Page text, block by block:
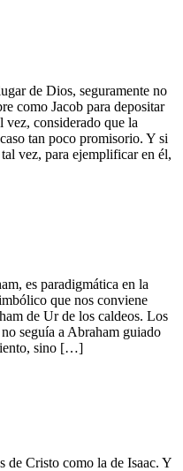
de Dios, seguramente no
como Jacob para depositar
vez, considerado que la
tan poco promisorio. Y si
vez, para ejemplificar en él,
es paradigmática en la
que nos conviene
de Ur de los caldeos. Los
seguía a Abraham guiado
sino […]
de Cristo como la de Isaac. Y